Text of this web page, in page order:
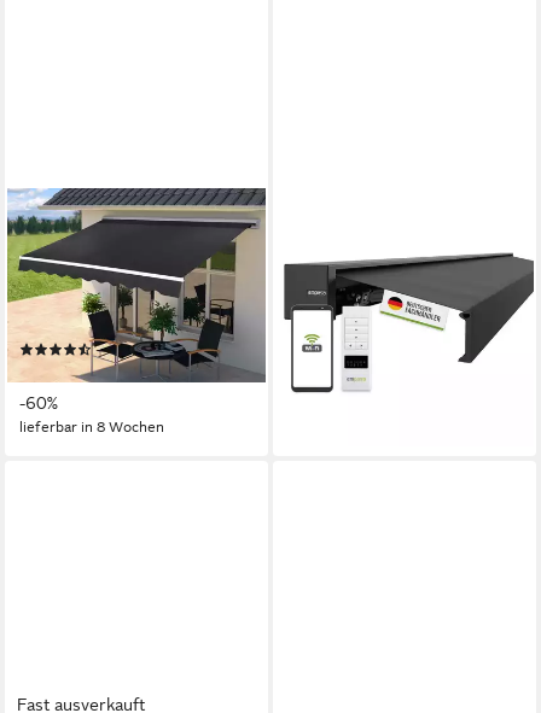
KONIFERA
Halbkassettenmarkise
Mallorca Premium Markise,
UV-Schutz, Breite: 500 cm,
Ausfall: 300 cm
(4)
379,99 € UVP 956,57 €
-60%
lieferbar in 8 Wochen
ONE" Kubische
Vollkassettenmarkise Markise
ab 1.299,99 €
lieferbar - in 6-7 Werktagen bei dir
Fast ausverkauft